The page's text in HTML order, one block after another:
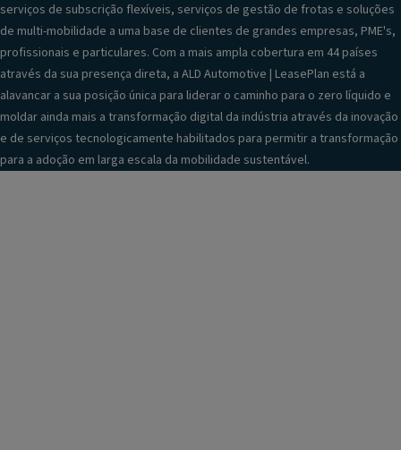
serviços de subscrição flexíveis, serviços de gestão de frotas e soluções
de multi-mobilidade a uma base de clientes de grandes empresas, PME's,
profissionais e particulares. Com a mais ampla cobertura em 44 países
através da sua presença direta, a ALD Automotive | LeasePlan está a
alavancar a sua posição única para liderar o caminho para o zero líquido e
moldar ainda mais a transformação digital da indústria através da inovação
e de serviços tecnologicamente habilitados para permitir a transformação
para a adoção em larga escala da mobilidade sustentável.